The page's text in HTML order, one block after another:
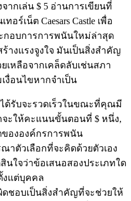
ากเล่น $ 5 อ่านการเขียนที่
ร์เน็ต Caesars Castle เพื่อ
กอบการการพนันใหม่ล่าสุด
างแรงจูงใจ มันเป็นสิ่งสำคัญ
หลือจากเคล็ดลับเช่นสภา
งื่อนไขหากจำเป็น
ด้รับจะรวดเร็วในขณะที่คุณมี
จะให้คะแนนขั้นตอนที่ $ หนึ่ง,
ขององค์กรการพนัน
าตัวเลือกที่จะคิดด้วยตัวเอง
ใจว่าข้อเสนอสองประเภทใด
งแต่บุคคล
ชอบเป็นสิ่งสำคัญที่จะช่วยให้